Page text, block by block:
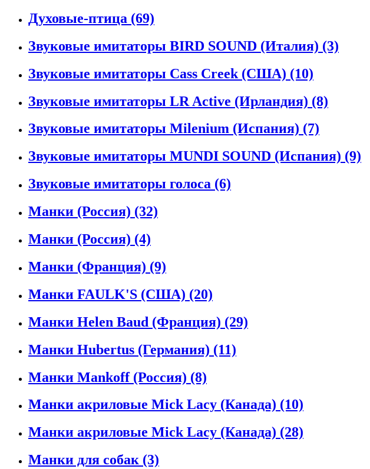
Духовые-птица (69)
Звуковые имитаторы BIRD SOUND (Италия) (3)
Звуковые имитаторы Cass Creek (США) (10)
Звуковые имитаторы LR Active (Ирландия) (8)
Звуковые имитаторы Milenium (Испания) (7)
Звуковые имитаторы MUNDI SOUND (Испания) (9)
Звуковые имитаторы голоса (6)
Манки (Россия) (32)
Манки (Россия) (4)
Манки (Франция) (9)
Манки FAULK'S (США) (20)
Манки Helen Baud (Франция) (29)
Манки Hubertus (Германия) (11)
Манки Mankoff (Россия) (8)
Манки акриловые Mick Lacy (Канада) (10)
Манки акриловые Mick Lacy (Канада) (28)
Манки для собак (3)